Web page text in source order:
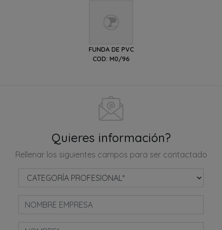
FUNDA DE PVC
COD: M0/96
Quieres información?
Rellenar los siguientes campos para ser contactado